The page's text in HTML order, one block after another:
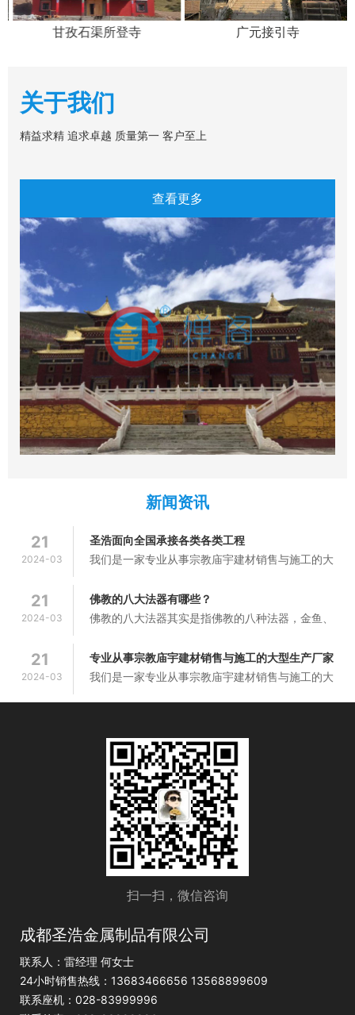
甘孜石渠所登寺 广元接引寺
关于我们
精益求精 追求卓越 质量第一 客户至上
查看更多
新闻资讯
21
2024-03
圣浩面向全国承接各类各类工程
我们是一家专业从事宗教庙宇建材销售与施工的大
设计、安装、售后于一体，为客户提供“一站式”的
优质服务。公司主要产品有钛...
21
2024-03
佛教的八大法器有哪些？
佛教的八大法器其实是指佛教的八种法器，金鱼、
轮就是佛教的八大法器，佛教的八大法器其实是暗
喻有关佛教的教义。 金鱼是...
21
2024-03
专业从事宗教庙宇建材销售与施工的大型生产厂家
我们是一家专业从事宗教庙宇建材销售与施工的大
扫一扫，微信咨询
成都圣浩金属制品有限公司
联系人：雷经理 何女士
24小时销售热线：13683466656 13568899609
联系座机：028-83999996